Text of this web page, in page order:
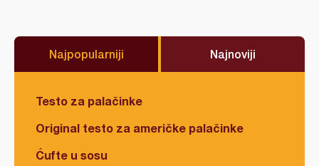
Najpopularniji Najnoviji
Testo za palačinke
Original testo za američke palačinke
Ćufte u sosu